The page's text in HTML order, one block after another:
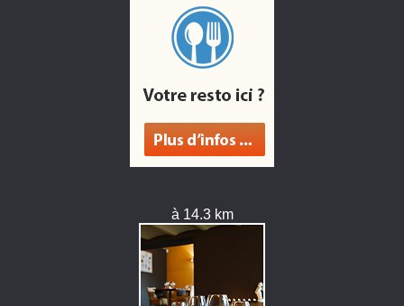
à 14.3 km